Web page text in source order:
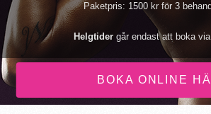
Paketpris: 1500 kr för 3
Helgtider går endast att boka
BOKA ONLINE